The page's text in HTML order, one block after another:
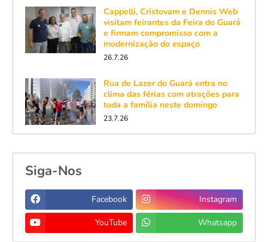
Cappelli, Cristovam e Dennis Web
visitam feirantes da Feira do Guará
e firmam compromisso com a
modernização do espaço
26.7.26
Rua de Lazer do Guará entra no
clima das férias com atrações para
toda a família neste domingo
23.7.26
Siga-Nos
Facebook Instagram
YouTube Whatsapp